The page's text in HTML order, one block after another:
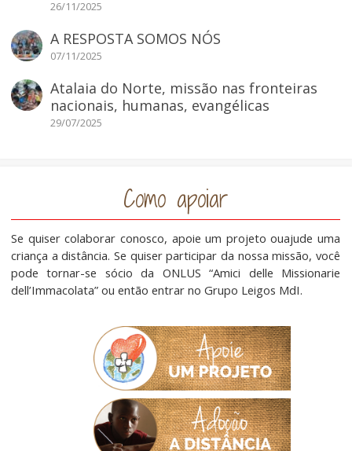
26/11/2025
A RESPOSTA SOMOS NÓS
07/11/2025
Atalaia do Norte, missão nas fronteiras
nacionais, humanas, evangélicas
29/07/2025
Como apoiar
Se quiser colaborar conosco, apoie um projeto ouajude uma
criança a distância. Se quiser participar da nossa missão, você
pode tornar-se sócio da ONLUS “Amici delle Missionarie
dell’Immacolata” ou então entrar no Grupo Leigos MdI.